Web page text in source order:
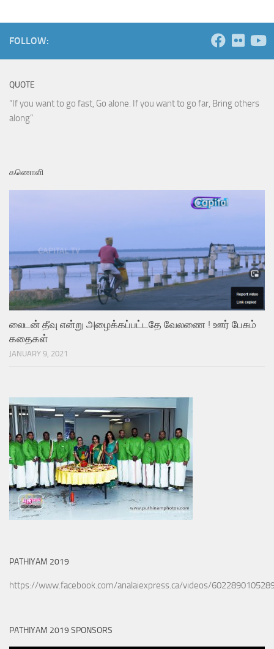
FOLLOW:
QUOTE
“If you want to go fast, Go alone. If you want to go far, Bring others
along”
கணொளி
லைடன் தீவு என்று அழைக்கப்பட்டதே வேலணை ! ஊர் பேசும்
கதைகள்
JANUARY 9, 2021
PATHIYAM 2019
https://www.facebook.com/analaiexpress.ca/videos/
PATHIYAM 2019 SPONSORS